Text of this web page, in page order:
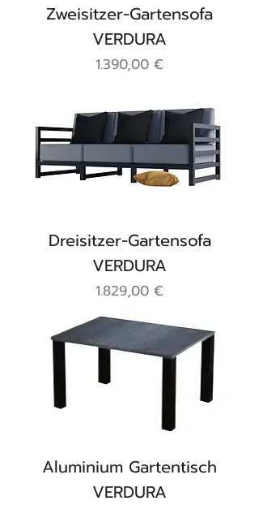
Zweisitzer-Gartensofa
VERDURA
Preis
1.390,00 €
Dreisitzer-Gartensofa
VERDURA
Preis
1.829,00 €
Aluminium Gartentisch
VERDURA